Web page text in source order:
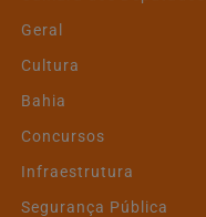
Geral
Cultura
Bahia
Concursos
Infraestrutura
Segurança Pública